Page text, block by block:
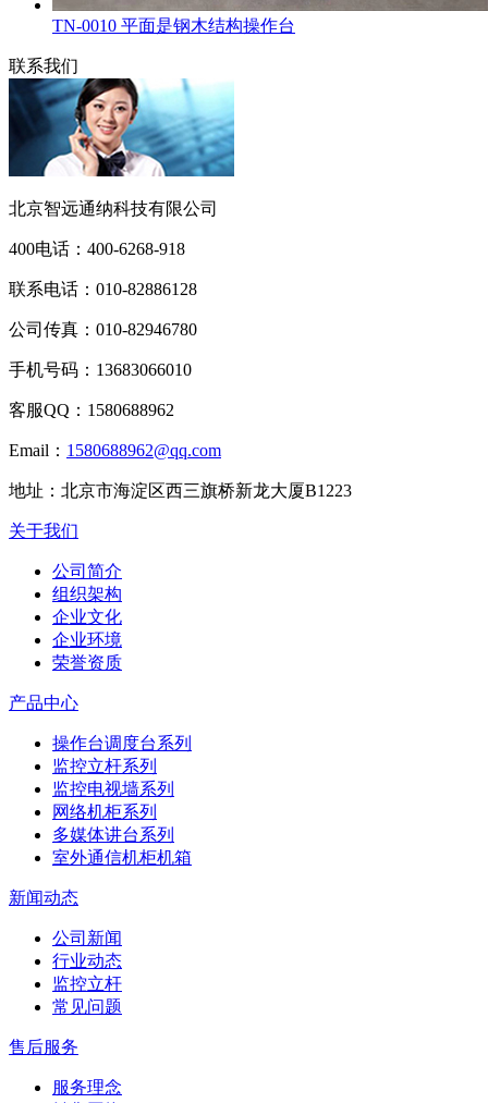
TN-0010 平面是钢木结构操作台
联系我们
北京智远通纳科技有限公司
400电话： 400-6268-918
联系电话： 010-82886128
公司传真： 010-82946780
手机号码： 13683066010
客服QQ： 1580688962
Email： 1580688962@qq.com
地址： 北京市海淀区西三旗桥新龙大厦B1223
关于我们
公司简介
组织架构
企业文化
企业环境
荣誉资质
产品中心
操作台调度台系列
监控立杆系列
监控电视墙系列
网络机柜系列
多媒体讲台系列
室外通信机柜机箱
新闻动态
公司新闻
行业动态
监控立杆
常见问题
售后服务
服务理念